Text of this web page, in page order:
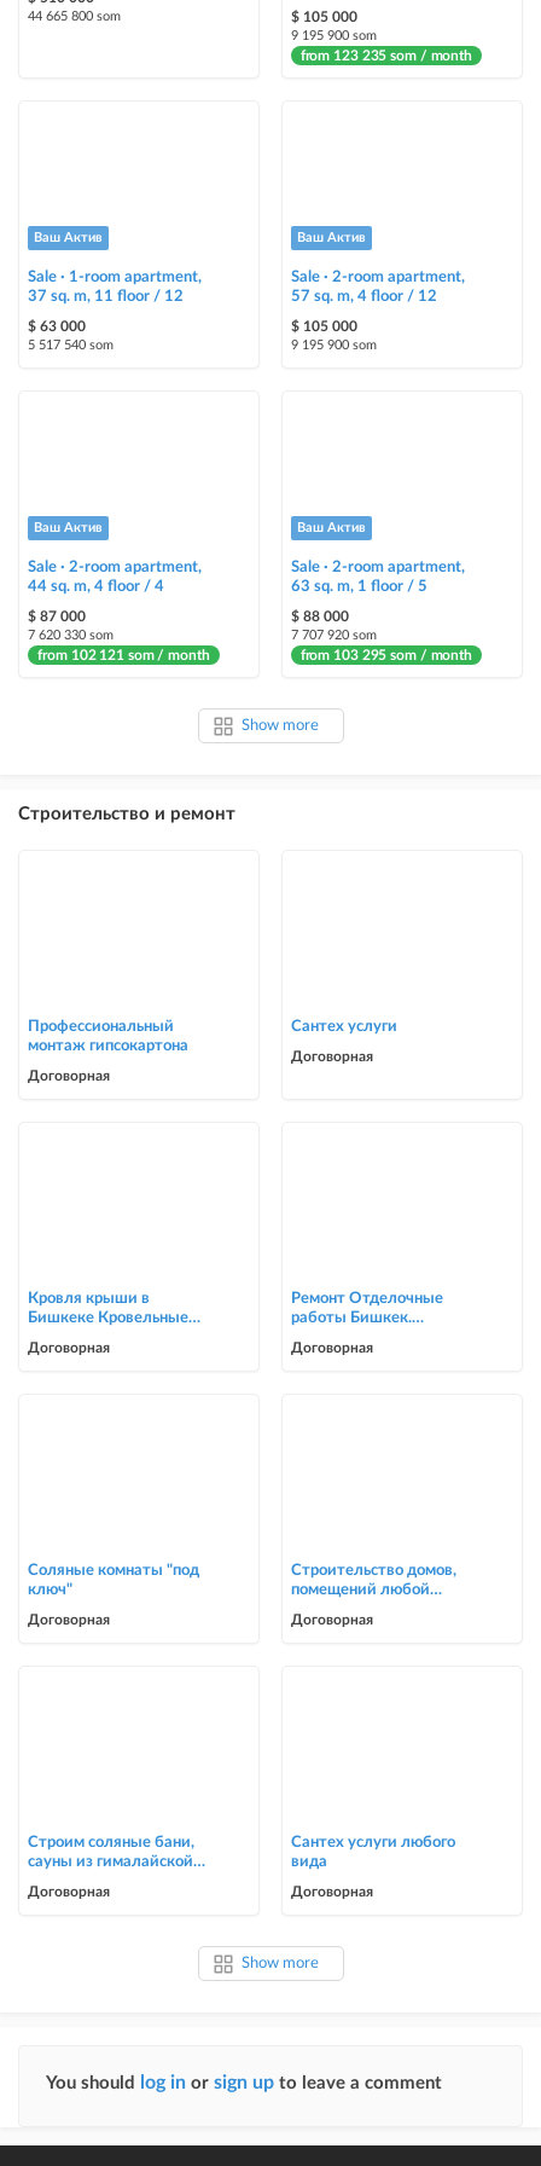
44 665 800 som $ 105 000
9 195 900 som
from 123 235 som / month
Ваш Актив
Sale · 1-room apartment,
37 sq. m, 11 floor / 12
$ 63 000
5 517 540 som
Ваш Актив
Sale · 2-room apartment,
57 sq. m, 4 floor / 12
$ 105 000
9 195 900 som
Ваш Актив
Sale · 2-room apartment,
44 sq. m, 4 floor / 4
$ 87 000
7 620 330 som
from 102 121 som / month
Ваш Актив
Sale · 2-room apartment,
63 sq. m, 1 floor / 5
$ 88 000
7 707 920 som
from 103 295 som / month
Show more
Строительство и ремонт
Профессиональный
монтаж гипсокартона
Договорная
Сантех услуги
Договорная
Кровля крыши в
Бишкеке Кровельные
Договорная
Ремонт Отделочные
работы Бишкек.
0705446944
Договорная
Соляные комнаты "под
ключ"
Договорная
Строительство домов,
помещений любой
Договорная
Строим соляные бани,
сауны из гималайской
Договорная
Сантех услуги любого
вида
Договорная
Show more
You should log in or sign up to leave a comment